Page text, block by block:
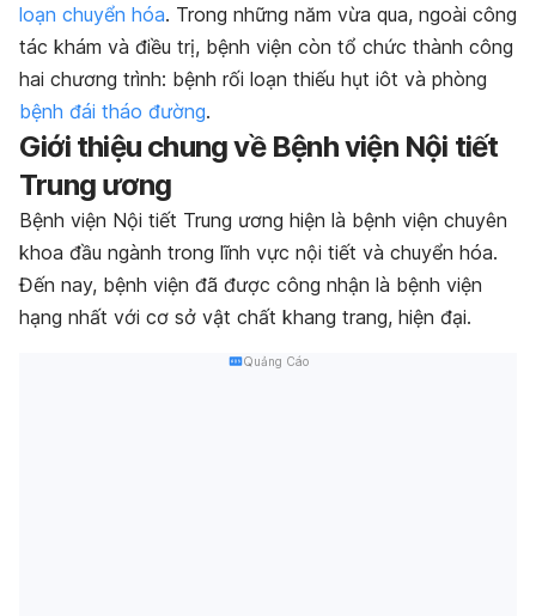
loạn chuyển hóa. Trong những năm vừa qua, ngoài công
tác khám và điều trị, bệnh viện còn tổ chức thành công
hai chương trình: bệnh rối loạn thiếu hụt iôt và phòng
bệnh đái tháo đường.
Giới thiệu chung về Bệnh viện Nội tiết
Trung ương
Bệnh viện Nội tiết Trung ương hiện là bệnh viện chuyên
khoa đầu ngành trong lĩnh vực nội tiết và chuyển hóa.
Đến nay, bệnh viện đã được công nhận là bệnh viện
hạng nhất với cơ sở vật chất khang trang, hiện đại.
Quảng Cáo